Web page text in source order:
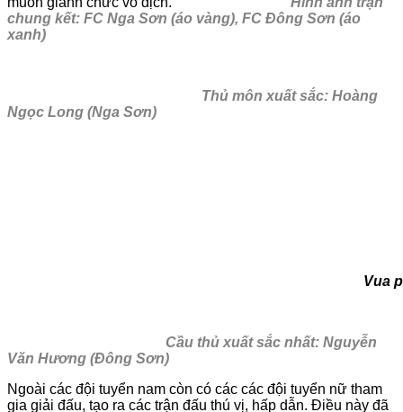
chung kết: FC Nga Sơn (áo vàng), FC Đông Sơn (áo
xanh)
Thủ môn xuất sắc: Hoàng
Ngọc Long (Nga Sơn)
Vua phá lưới:
Cầu thủ xuất sắc nhất: Nguyễn
Văn Hương (Đông Sơn)
Ngoài các đội tuyển nam còn có các các đội tuyển nữ tham
gia giải đấu, tạo ra các trận đấu thú vị, hấp dẫn. Điều này đã